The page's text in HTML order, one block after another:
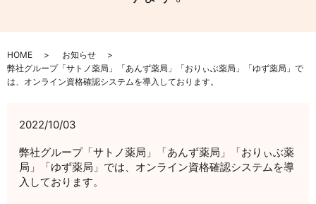
HOME
お知らせ
弊社グループ「サトノ薬局」「あんず薬局」「おりぃぶ薬局」「ゆず薬局」で
は、オンライン資格確認システムを導入しております。
2022/10/03
弊社グループ「サトノ薬局」「あんず薬局」「おりぃぶ薬
局」「ゆず薬局」では、オンライン資格確認システムを導
入しております。